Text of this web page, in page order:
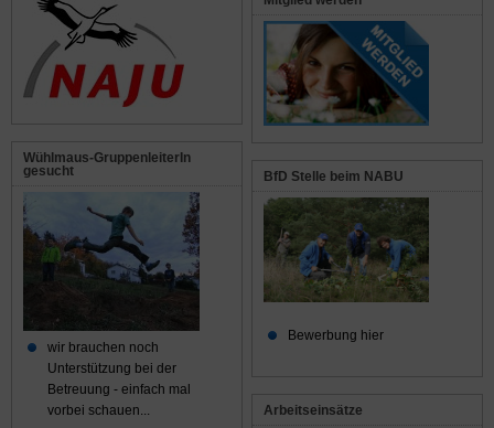
BfD Stelle beim NABU
Bewerbung hier
Arbeitseinsätze
Wühlmaus-GruppenleiterIn
gesucht
wir brauchen noch
Unterstützung bei der
Betreuung - einfach mal
vorbei schauen...